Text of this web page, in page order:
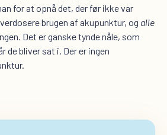
for at opnå det, der før ikke var
brugen af akupunktur, og alle
Det er ganske tynde nåle, som
de bliver sat i. Der er ingen